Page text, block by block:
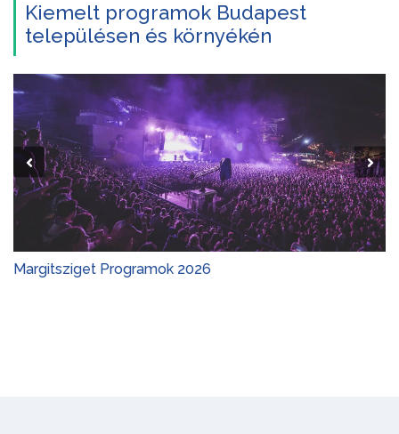
Kiemelt programok Budapest
településen és környékén
Margitsziget Programok 2026